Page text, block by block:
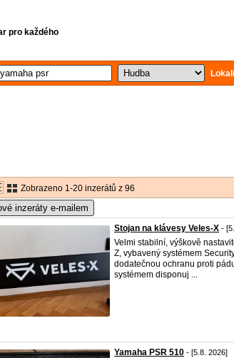
pro každého
Zobrazeno 1-20 inzerátů z 96
inzeráty e-mailem
Stojan na klávesy Veles-X -
Velmi stabilní, výškově
Z, vybavený systémem
dodatečnou ochranu proti
systémem disponuj ...
Yamaha PSR 510 - [5.8. 2026]